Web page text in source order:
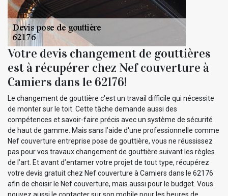
Votre devis changement de gouttières
est à récupérer chez Nef couverture à
Camiers dans le 62176!
Le changement de gouttière c'est un travail difficile qui nécessite
de monter sur le toit. Cette tâche demande aussi des
compétences et savoir-faire précis avec un système de sécurité
de haut de gamme. Mais sans l’aide d'une professionnelle comme
Nef couverture entreprise pose de gouttière, vous ne réussissez
pas pour vos travaux changement de gouttière suivant les règles
de l’art. Et avant d’entamer votre projet de tout type, récupérez
votre devis gratuit chez Nef couverture à Camiers dans le 62176
afin de choisir le Nef couverture, mais aussi pour le budget. Vous